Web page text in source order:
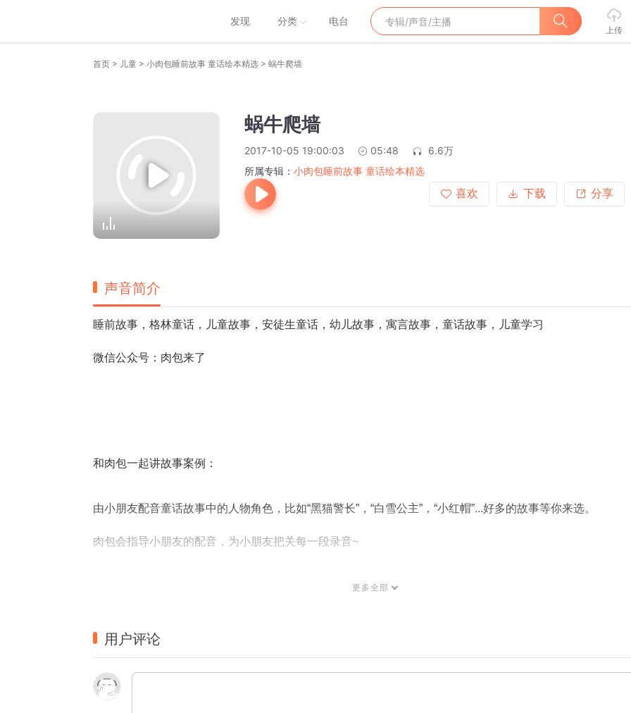
发现 分类 电台
上传
首页 > 儿童 > 小肉包睡前故事 童话绘本精选 > 蜗牛爬墙
蜗牛爬墙
2017-10-05 19:00:03 05:48
6.6万
所属专辑： 小肉包睡前故事 童话绘本精选
喜欢
下载 分享
声音简介
睡前故事，格林童话，儿童故事，安徒生童话，幼儿故事，寓言故事，童话故事，儿童学习
微信公众号：肉包来了
和肉包一起讲故事案例：
由小朋友配音童话故事中的人物角色， 比如“黑猫警长”，“白雪公主”，“小红帽”...好多的故事等你来选。
肉包会指导小朋友的配音，为小朋友把关每一段录音~
③ 肉包团队为小朋友做的精美音频
节目录制完成后，收听量最高的前三个作品将会收到肉包的神秘小礼物！
更多全部
用户评论